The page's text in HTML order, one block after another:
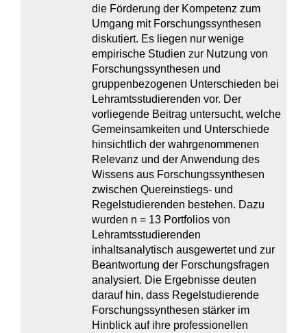
die Förderung der Kompetenz zum
Umgang mit Forschungssynthesen
diskutiert. Es liegen nur wenige
empirische Studien zur Nutzung von
Forschungssynthesen und
gruppenbezogenen Unterschieden bei
Lehramtsstudierenden vor. Der
vorliegende Beitrag untersucht, welche
Gemeinsamkeiten und Unterschiede
hinsichtlich der wahrgenommenen
Relevanz und der Anwendung des
Wissens aus Forschungssynthesen
zwischen Quereinstiegs- und
Regelstudierenden bestehen. Dazu
wurden n = 13 Portfolios von
Lehramtsstudierenden
inhaltsanalytisch ausgewertet und zur
Beantwortung der Forschungsfragen
analysiert. Die Ergebnisse deuten
darauf hin, dass Regelstudierende
Forschungssynthesen stärker im
Hinblick auf ihre professionellen